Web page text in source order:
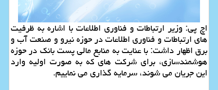
اچ پی: وزیر ارتباطات و فناوری اطلاعات با اشاره به ظرفیت
های ارتباطات و فناوری اطلاعات در حوزه نیرو و صنعت آب و
برق اظهار داشت: با عنایت به منابع مالی پست بانك در حوزه
هوشمندسازی، برای شركت های كه به صورت اولیه وارد
این جریان می شوند، سرمایه گذاری می نماییم.